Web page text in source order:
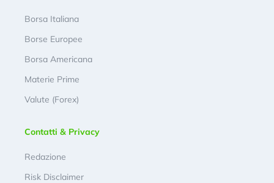
Borsa Italiana
Borse Europee
Borsa Americana
Materie Prime
Valute (Forex)
Contatti & Privacy
Redazione
Risk Disclaimer